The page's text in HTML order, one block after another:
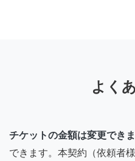
よく
チケットの金額は変更でき
できます。本契約（依頼者